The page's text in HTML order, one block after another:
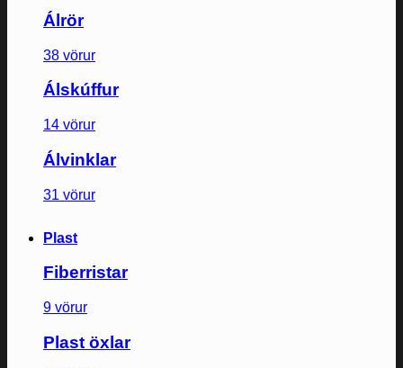
Álrör
38 vörur
Álskúffur
14 vörur
Álvinklar
31 vörur
Plast
Fiberristar
9 vörur
Plast öxlar